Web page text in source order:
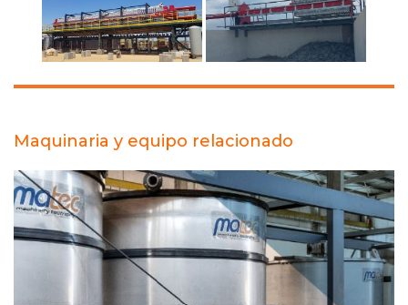
Maquinaria y equipo relacionado